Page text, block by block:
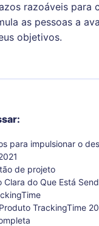
razoáveis ​​para
as pessoas a
objetivos.
para impulsionar o
de projeto
Clara do Que Está
TrackingTime